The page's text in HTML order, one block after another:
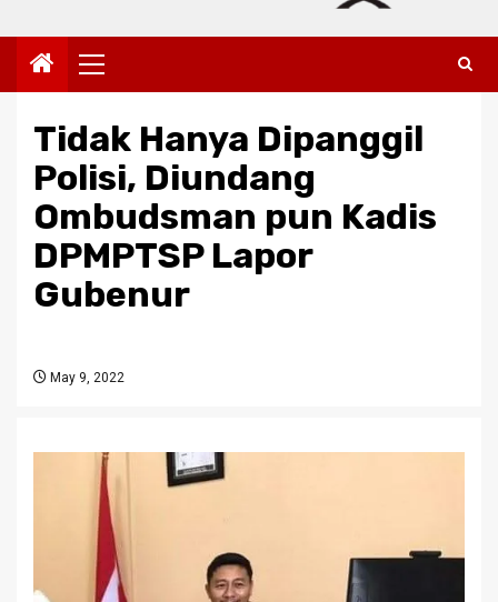
Primary
Menu
Tidak Hanya Dipanggil
Polisi, Diundang
Ombudsman pun Kadis
DPMPTSP Lapor
Gubenur
May 9, 2022